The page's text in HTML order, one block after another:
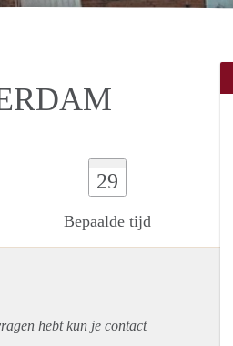
29
Bepaalde tijd
hebt kun je contact